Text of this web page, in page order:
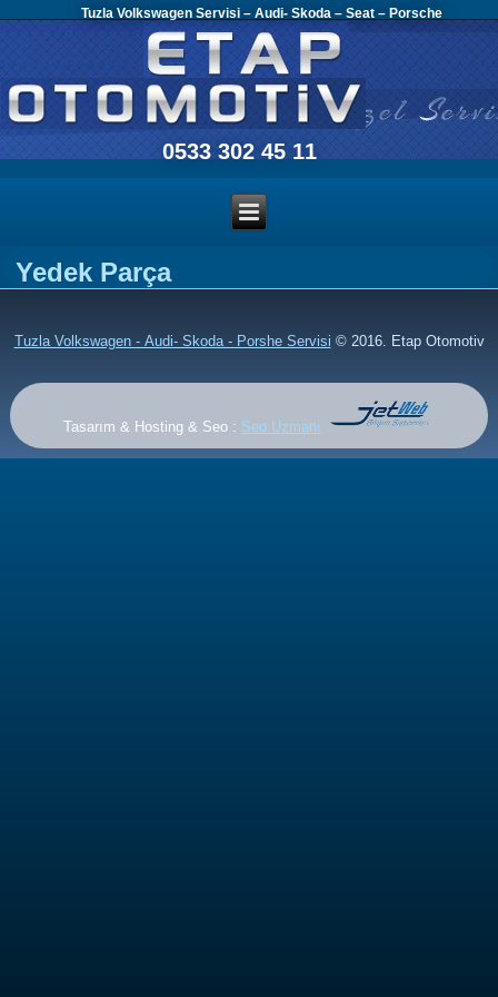
Tuzla Volkswagen Servisi – Audi- Skoda – Seat – Porsche
0533 302 45 11
Yedek Parça
Tuzla Volkswagen - Audi- Skoda - Porshe Servisi © 2016. Etap Otomotiv
Tasarım & Hosting & Seo : Seo Uzmanı